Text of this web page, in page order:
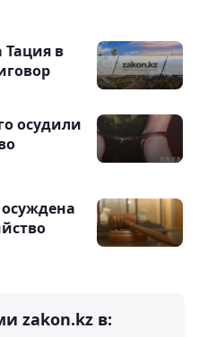
Тация в
осудили
zakon.kz в: